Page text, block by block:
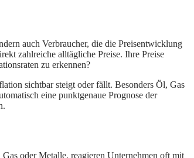
auch Verbraucher, die die Preisentwicklung
zahlreiche alltägliche Preise. Ihre Preise
zu erkennen?
sichtbar steigt oder fällt. Besonders Öl, Gas
eine punktgenaue Prognose der
oder Metalle, reagieren Unternehmen oft mit